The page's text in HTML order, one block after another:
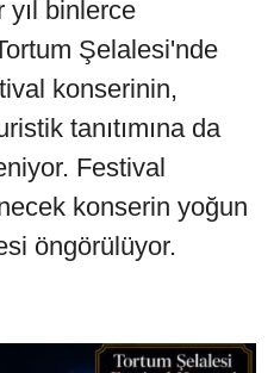
binlerce
Şelalesi'nde
konserinin,
tanıtımına da
Festival
konserin yoğun
öngörülüyor.